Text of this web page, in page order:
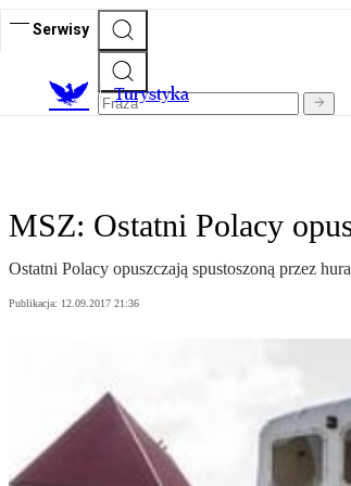
Serwisy
Turystyka
MSZ: Ostatni Polacy
Ostatni Polacy opuszczają spustoszoną przez
Publikacja: 12.09.2017 21:36